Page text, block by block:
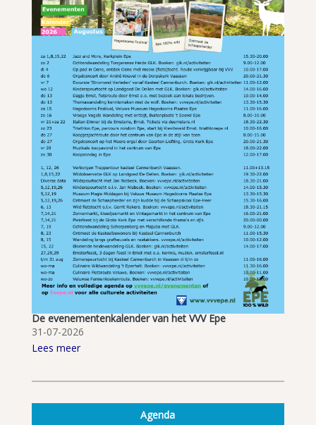
De evenementenkalender van het VVV Epe
31-07-2026
Lees meer
Agenda